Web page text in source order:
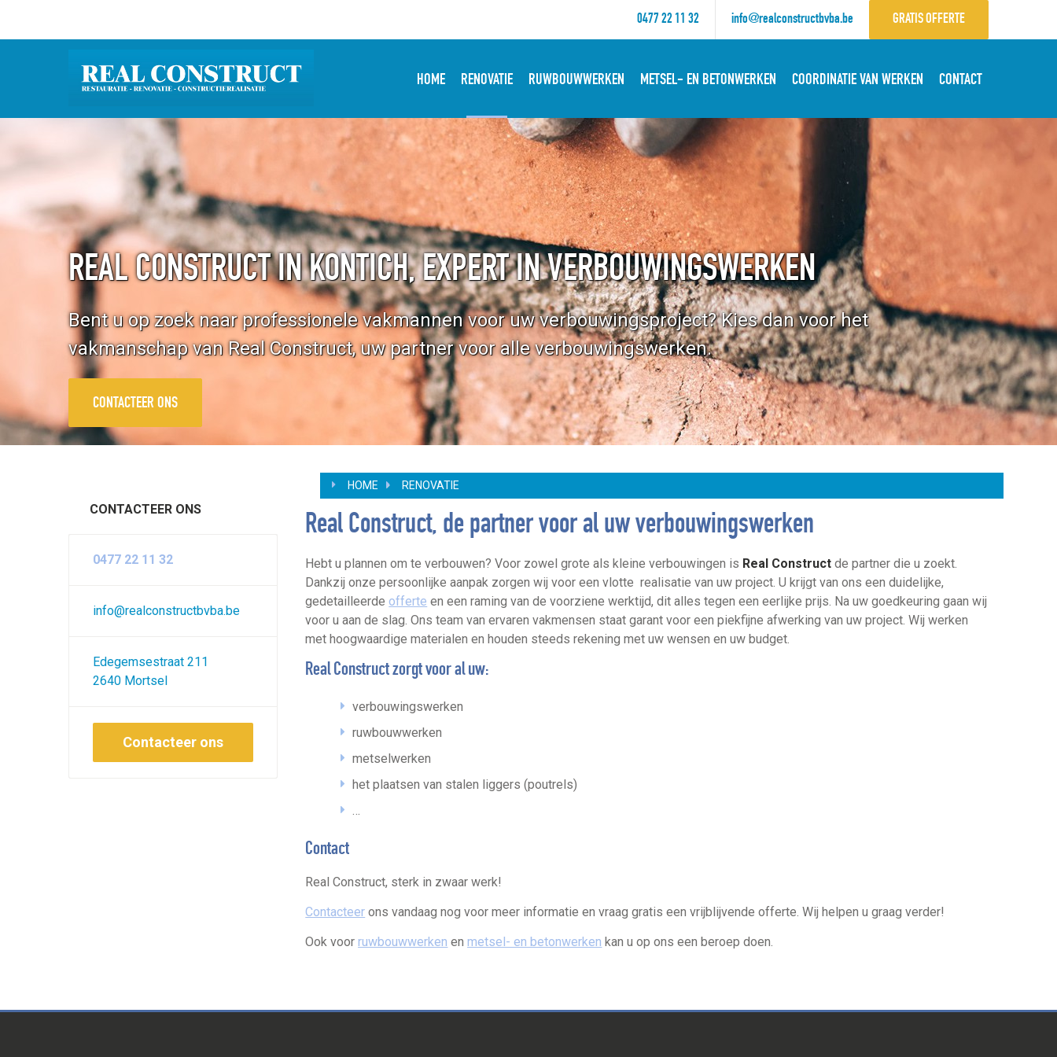
0477 22 11 32 info@realconstructbvba.be GRATIS OFFERTE
HOME RENOVATIE RUWBOUWWERKEN METSEL- EN BETONWERKEN COORDINATIE VAN WERKEN CONTACT
REAL CONSTRUCT IN KONTICH, EXPERT IN VERBOUWINGSWERKEN
Bent u op zoek naar professionele vakmannen voor uw verbouwingsproject? Kies dan voor het
vakmanschap van Real Construct, uw partner voor alle verbouwingswerken.
CONTACTEER ONS
CONTACTEER ONS
0477 22 11 32
info@realconstructbvba.be
Edegemsestraat 211
2640 Mortsel
Contacteer ons
HOME RENOVATIE
Real Construct, de partner voor al uw verbouwingswerken
Hebt u plannen om te verbouwen? Voor zowel grote als kleine verbouwingen is Real Construct de partner die u zoekt.
Dankzij onze persoonlijke aanpak zorgen wij voor een vlotte realisatie van uw project. U krijgt van ons een duidelijke,
gedetailleerdeofferte en een raming van de voorziene werktijd, dit alles tegen een eerlijke prijs. Na uw goedkeuring gaan wij
voor u aan de slag. Ons team van ervaren vakmensen staat garant voor een piekfijne afwerking van uw project. Wij werken
met hoogwaardige materialen en houden steeds rekening met uw wensen en uw budget.
Real Construct zorgt voor al uw:
verbouwingswerken
ruwbouwwerken
metselwerken
het plaatsen van stalen liggers (poutrels)
…
Contact
Real Construct, sterk in zwaar werk!
Contacteer ons vandaag nog voor meer informatie en vraag gratis een vrijblijvende offerte. Wij helpen u graag verder!
Ook voorruwbouwwerken enmetsel- en betonwerken kan u op ons een beroep doen.